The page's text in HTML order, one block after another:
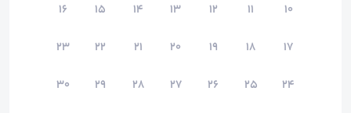
۱۰
۱۱ ۱۲ ۱۳ ۱۴ ۱۵
۱۶
۱۷
۱۸ ۱۹ ۲۰ ۲۱ ۲۲
۲۳
۲۴
۲۵ ۲۶ ۲۷ ۲۸ ۲۹
۳۰